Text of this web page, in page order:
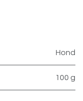
Hond
100 g